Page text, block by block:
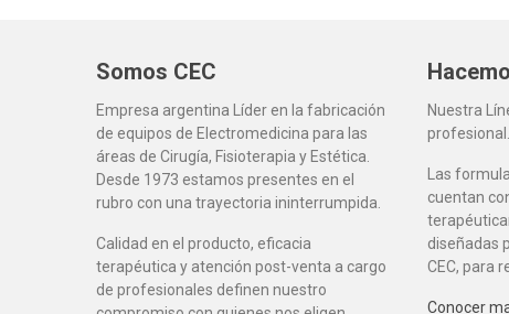
Somos CEC
Empresa argentina Líder en la fabricación
de equipos de Electromedicina para las
áreas de Cirugía, Fisioterapia y Estética.
Desde 1973 estamos presentes en el
rubro con una trayectoria ininterrumpida.
Calidad en el producto, eficacia
terapéutica y atención post-venta a cargo
de profesionales definen nuestro
Nuestra
profesional.
Las
cuentan
diseñadas
CEC, para
Conocer